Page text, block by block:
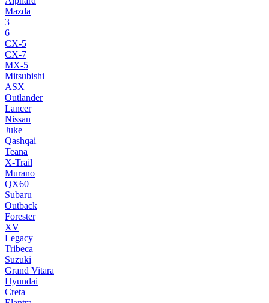
Mazda
3
6
CX-5
CX-7
MX-5
Mitsubishi
ASX
Outlander
Lancer
Nissan
Juke
Qashqai
Teana
X-Trail
Murano
QX60
Subaru
Outback
Forester
XV
Legacy
Tribeca
Suzuki
Grand Vitara
Hyundai
Creta